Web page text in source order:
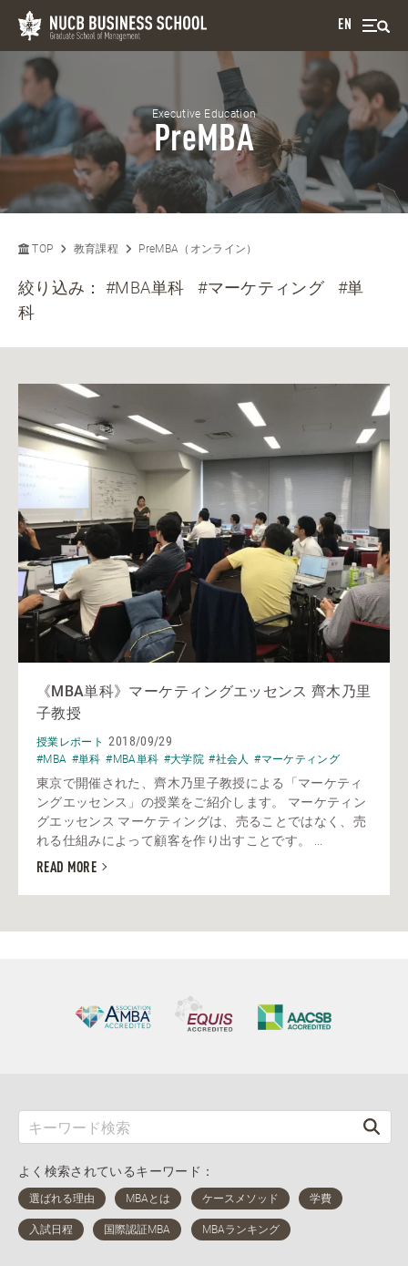
EN
Executive Education
PreMBA
TOP 教育課程 PreMBA（オンライン）
絞り込み：#MBA単科 #マーケティング
#単
科
《MBA単科》マーケティングエッセンス 齊木乃里
子教授
授業レポート 2018/09/29
#MBA #単科 #MBA単科 #大学院 #社会人 #マーケティング
東京で開催された、齊木乃里子教授による「マーケティ
ングエッセンス」の授業をご紹介します。 マーケティン
グエッセンス マーケティングは、売ることではなく、売
れる仕組みによって顧客を作り出すことです。 ...
READ MORE
よく検索されているキーワード：